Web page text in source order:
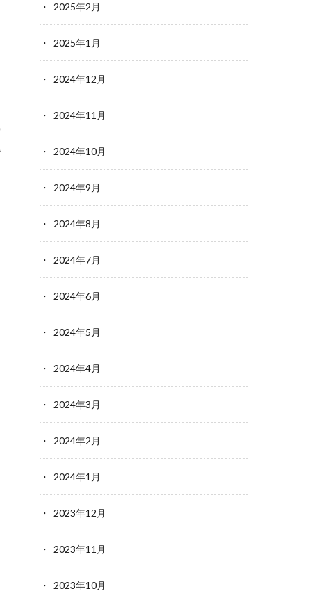
2025年2月
2025年1月
2024年12月
2024年11月
2024年10月
2024年9月
2024年8月
2024年7月
2024年6月
2024年5月
2024年4月
2024年3月
2024年2月
2024年1月
2023年12月
2023年11月
2023年10月